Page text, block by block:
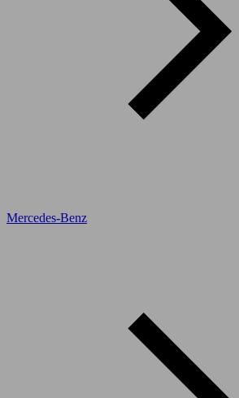
Mercedes-Benz